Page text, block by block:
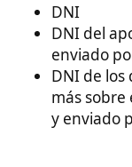
El consulado
semanas, en
formulario (Ese
formalmente la
den hora).
rellenarlo. Ella
enviárselo al